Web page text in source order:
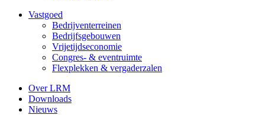
Vastgoed
Bedrijventerreinen
Bedrijfsgebouwen
Vrijetijdseconomie
Congres- & eventruimte
Flexplekken & vergaderzalen
Over LRM
Downloads
Nieuws